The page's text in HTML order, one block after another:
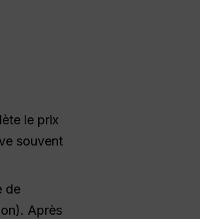
le prix
souvent
de
Après